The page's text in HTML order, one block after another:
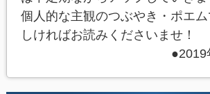
個人的な主観のつぶやき・ポエ
しければお読みくださいませ！
●2019